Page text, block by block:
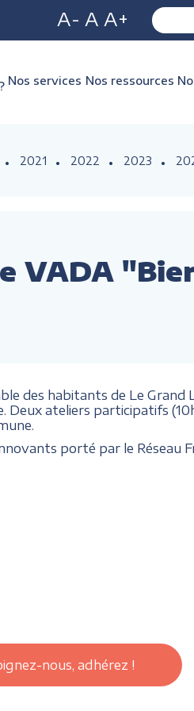
A- A A+
Nos services Nos ressources
2021 2022 2023
VADA
des habitants de Le
ateliers participatifs
porté par le Réseau
nous, adhérez !